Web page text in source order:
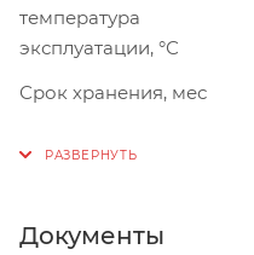
температура
эксплуатации, °С
Срок хранения, мес
Документы